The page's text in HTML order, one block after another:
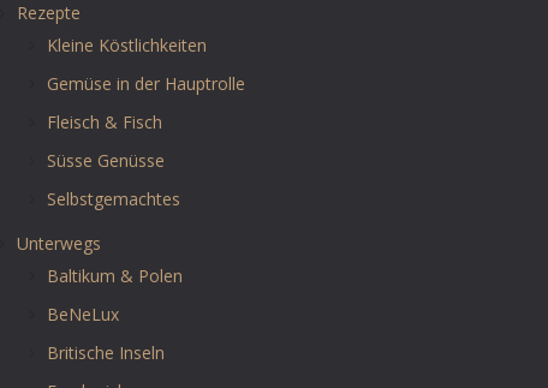
Rezepte
Kleine Köstlichkeiten
Gemüse in der Hauptrolle
Fleisch & Fisch
Süsse Genüsse
Selbstgemachtes
Unterwegs
Baltikum & Polen
BeNeLux
Britische Inseln